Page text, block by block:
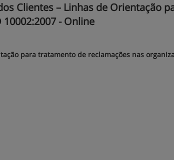
Clientes – Linhas de Orientação
- Online
para tratamento de reclamações nas